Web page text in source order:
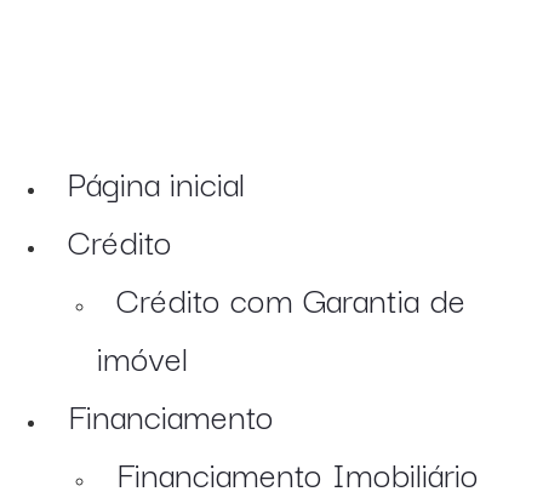
Página inicial
Crédito
Crédito com Garantia de
imóvel
Financiamento
Financiamento Imobiliário